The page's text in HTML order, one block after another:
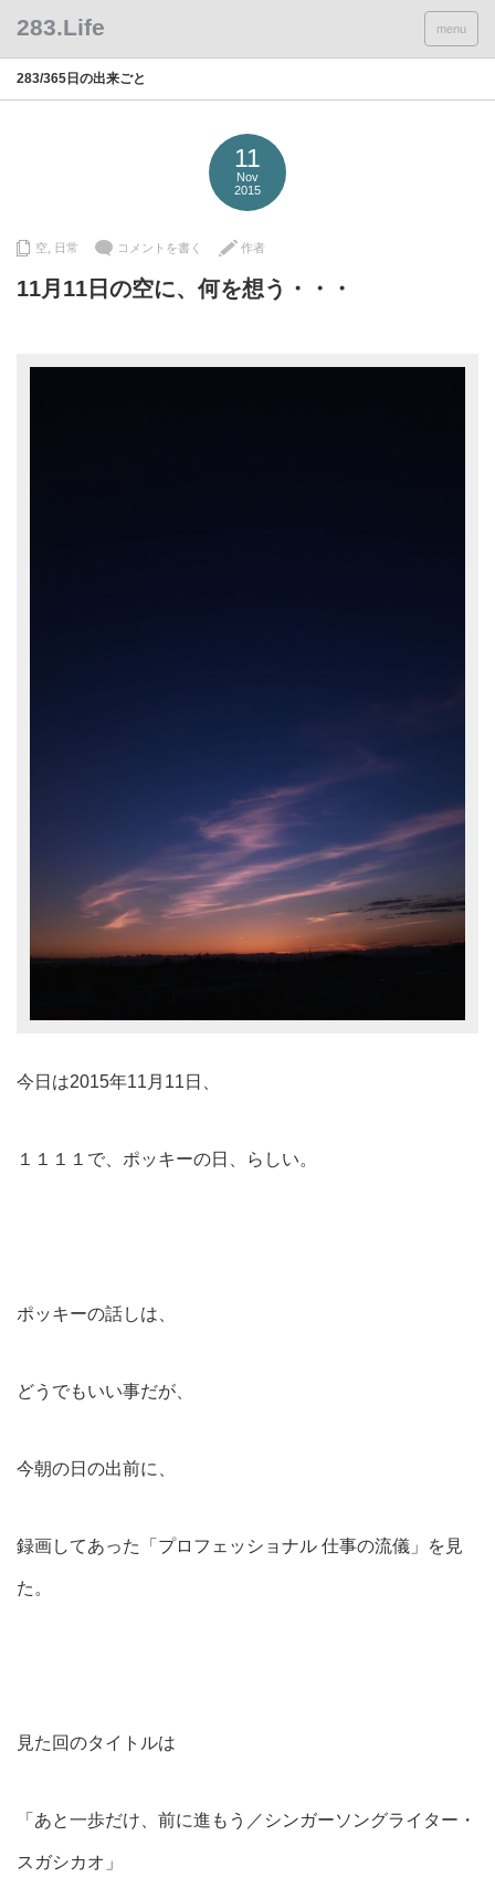
menu
283/365日の出来ごと
11
Nov
2015
空 日常 コメントを書く 作者
11月11日の空に、何を想う・・・
今日は2015年11月11日、
１１１１で、ポッキーの日、らしい。
ポッキーの話しは、
どうでもいい事だが、
今朝の日の出前に、
録画してあった「プロフェッショナル 仕事の流儀」を見
た。
見た回のタイトルは
「あと一歩だけ、前に進もう／シンガーソングライター・
スガシカオ」